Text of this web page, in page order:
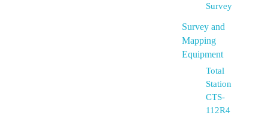
Survey
Survey and
Mapping
Equipment
Total
Station
CTS-
112R4